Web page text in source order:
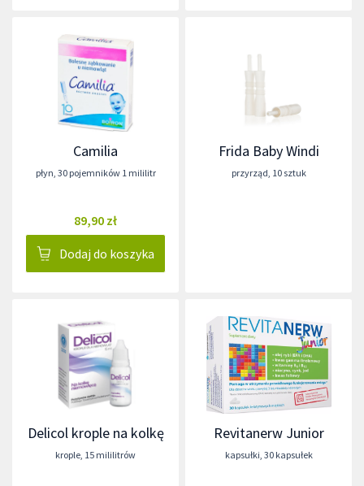
Camilia
płyn, 30 pojemników 1 mililitr
89,90 zł
Dodaj do koszyka
Frida Baby Windi
przyrząd, 10 sztuk
Delicol krople na kolkę
krople, 15 mililitrów
Revitanerw Junior
kapsułki, 30 kapsułek